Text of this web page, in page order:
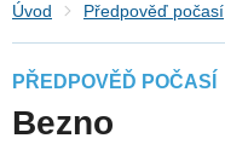
Úvod Předpověď počasí
PŘEDPOVĚĎ POČASÍ
Bezno